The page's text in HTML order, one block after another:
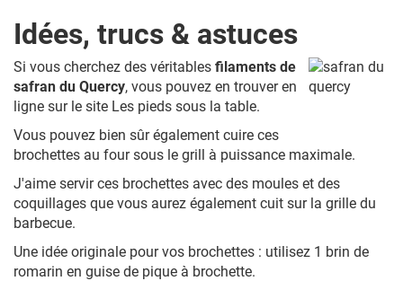
Idées, trucs & astuces
Si vous cherchez des véritables filaments de
safran du Quercy, vous pouvez en trouver en
ligne sur le site Les pieds sous la table.
Vous pouvez bien sûr également cuire ces
brochettes au four sous le grill à puissance maximale.
J'aime servir ces brochettes avec des moules et des
coquillages que vous aurez également cuit sur la grille du
barbecue.
Une idée originale pour vos brochettes : utilisez 1 brin de
romarin en guise de pique à brochette.